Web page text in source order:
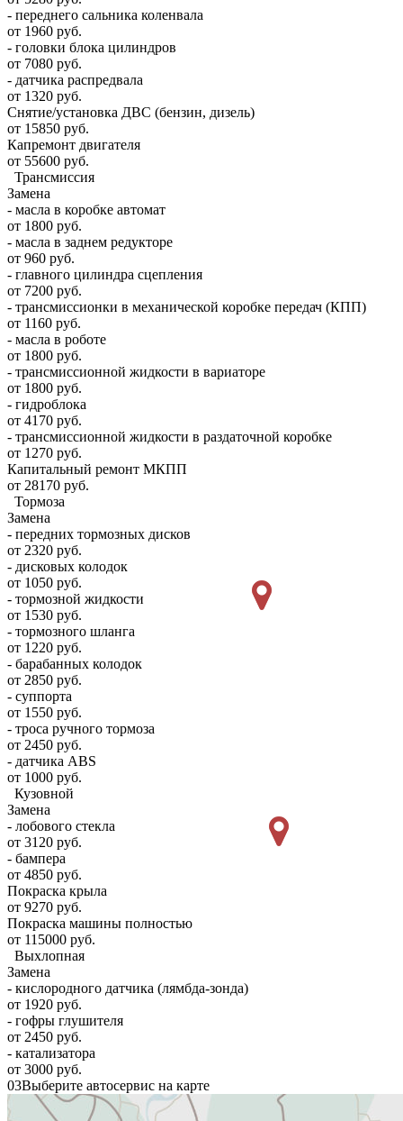
- переднего сальника коленвала
от 1960 руб.
- головки блока цилиндров
от 7080 руб.
- датчика распредвала
от 1320 руб.
Снятие/установка ДВС (бензин, дизель)
от 15850 руб.
Капремонт двигателя
от 55600 руб.
Трансмиссия
Замена
- масла в коробке автомат
от 1800 руб.
- масла в заднем редукторе
от 960 руб.
- главного цилиндра сцепления
от 7200 руб.
- трансмиссионки в механической коробке передач (КПП)
от 1160 руб.
- масла в роботе
от 1800 руб.
- трансмиссионной жидкости в вариаторе
от 1800 руб.
- гидроблока
от 4170 руб.
- трансмиссионной жидкости в раздаточной коробке
от 1270 руб.
Капитальный ремонт МКПП
от 28170 руб.
Тормоза
Замена
- передних тормозных дисков
от 2320 руб.
- дисковых колодок
от 1050 руб.
- тормозной жидкости
от 1530 руб.
- тормозного шланга
от 1220 руб.
- барабанных колодок
от 2850 руб.
- суппорта
от 1550 руб.
- троса ручного тормоза
от 2450 руб.
- датчика ABS
от 1000 руб.
Кузовной
Замена
- лобового стекла
от 3120 руб.
- бампера
от 4850 руб.
Покраска крыла
от 9270 руб.
Покраска машины полностью
от 115000 руб.
Выхлопная
Замена
- кислородного датчика (лямбда-зонда)
от 1920 руб.
- гофры глушителя
от 2450 руб.
- катализатора
от 3000 руб.
03Выберите автосервис на карте